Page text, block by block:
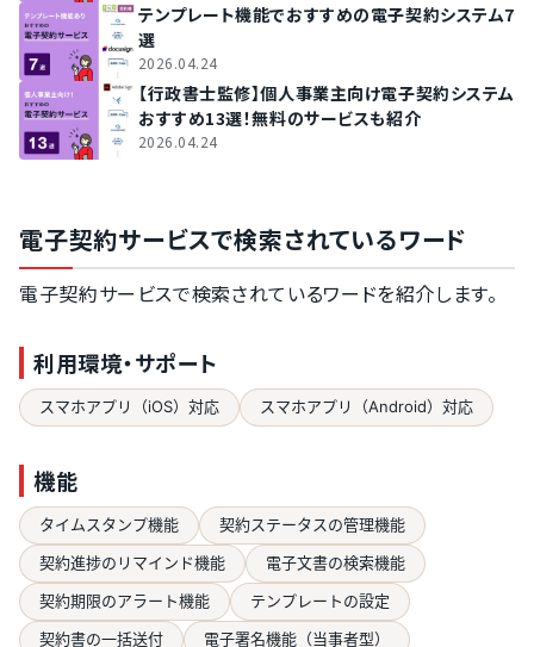
テンプレート機能でおすすめの電子契約システム7
選
2026.04.24
【行政書士監修】個人事業主向け電子契約システム
おすすめ13選！無料のサービスも紹介
2026.04.24
電子契約サービスで検索されているワード
電子契約サービスで検索されているワードを紹介します。
利用環境・サポート
スマホアプリ（iOS）対応 スマホアプリ（Android）対応
機能
タイムスタンプ機能
契約ステータスの管理機能
契約進捗のリマインド機能
電子文書の検索機能
契約期限のアラート機能
テンプレートの設定
契約書の一括送付
電子署名機能（当事者型）